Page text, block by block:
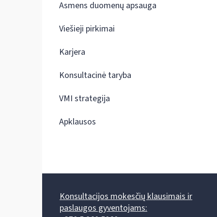
Asmens duomenų apsauga
Viešieji pirkimai
Karjera
Konsultacinė taryba
VMI strategija
Apklausos
Konsultacijos mokesčių klausimais ir
paslaugos gyventojams: